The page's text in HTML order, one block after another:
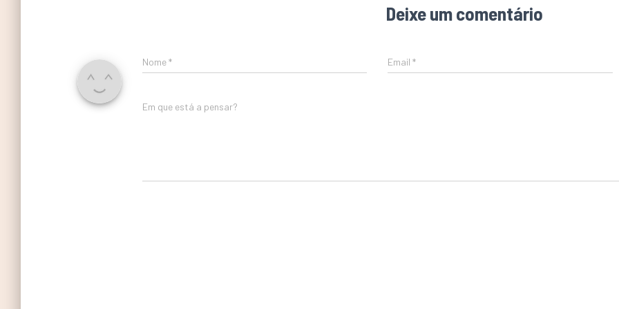
Deixe um comentário
Nome* Email*
Em que está a pensar?